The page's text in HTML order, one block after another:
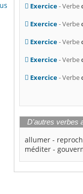
Exercice- Verbe
Exercice- Verbe
Exercice- Verbe
Exercice- Verbe
Exercice- Verbe
D'autres verbes
allumer -
méditer -